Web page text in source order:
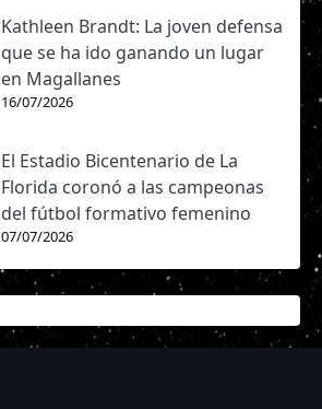
Kathleen Brandt: La joven defensa
que se ha ido ganando un lugar
en Magallanes
16/07/2026
El Estadio Bicentenario de La
Florida coronó a las campeonas
del fútbol formativo femenino
07/07/2026